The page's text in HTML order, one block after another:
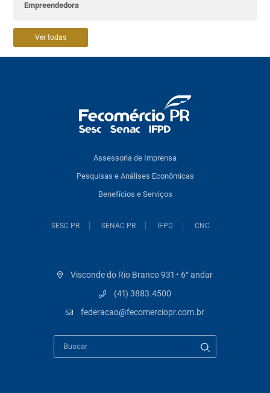
Empreendedora
Ver todas
Assessoria de Imprensa
Pesquisas e Análises Econômicas
Benefícios e Serviços
SESC PR SENAC PR IFPD CNC
Visconde do Rio Branco 931 • 6° andar
(41) 3883.4500
federacao@fecomerciopr.com.br